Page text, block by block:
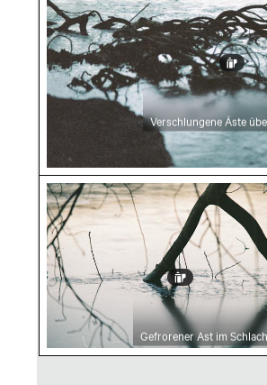
Verschlungene Äste
Gefrorener Ast im
Gefrorener Ast im